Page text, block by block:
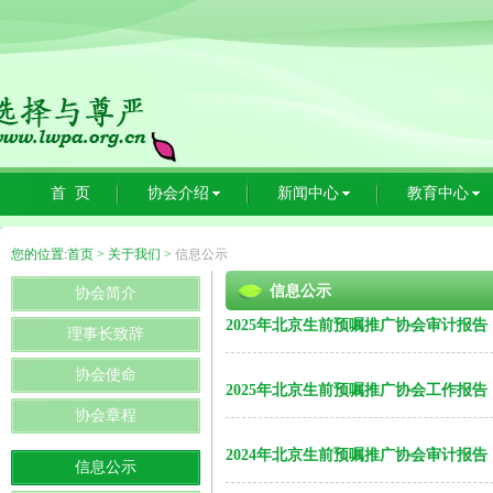
首 页 协会介绍 新闻中心 教育中心
您的位置:首页 > 关于我们 > 信息公示
协会简介
理事长致辞
协会使命
协会章程
信息公示